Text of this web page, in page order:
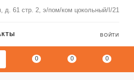
д. 61 стр. 2, э/пом/ком цокольный/I/21
ВОЙТИ
0 0 0